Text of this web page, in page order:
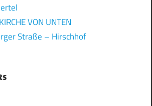
VON UNTEN
Straße – Hirschhof